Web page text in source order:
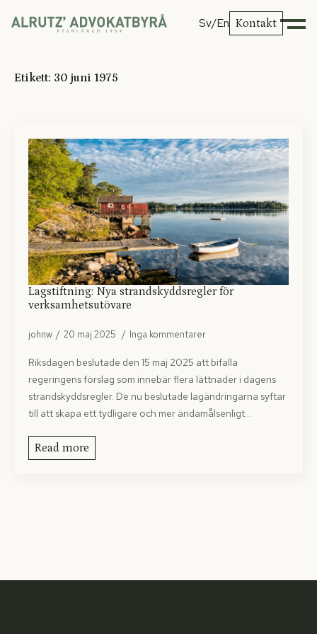
Sv/En Kontakt
Etikett: 30 juni 1975
Lagstiftning: Nya strandskyddsregler för
verksamhetsutövare
johnw 20 maj 2025 Inga kommentarer
Riksdagen beslutade den 15 maj 2025 att bifalla
regeringens förslag som innebär flera lättnader i dagens
strandskyddsregler. De nu beslutade lagändring­arna syftar
till att skapa ett tydligare och mer ändamålsenligt…
Read more